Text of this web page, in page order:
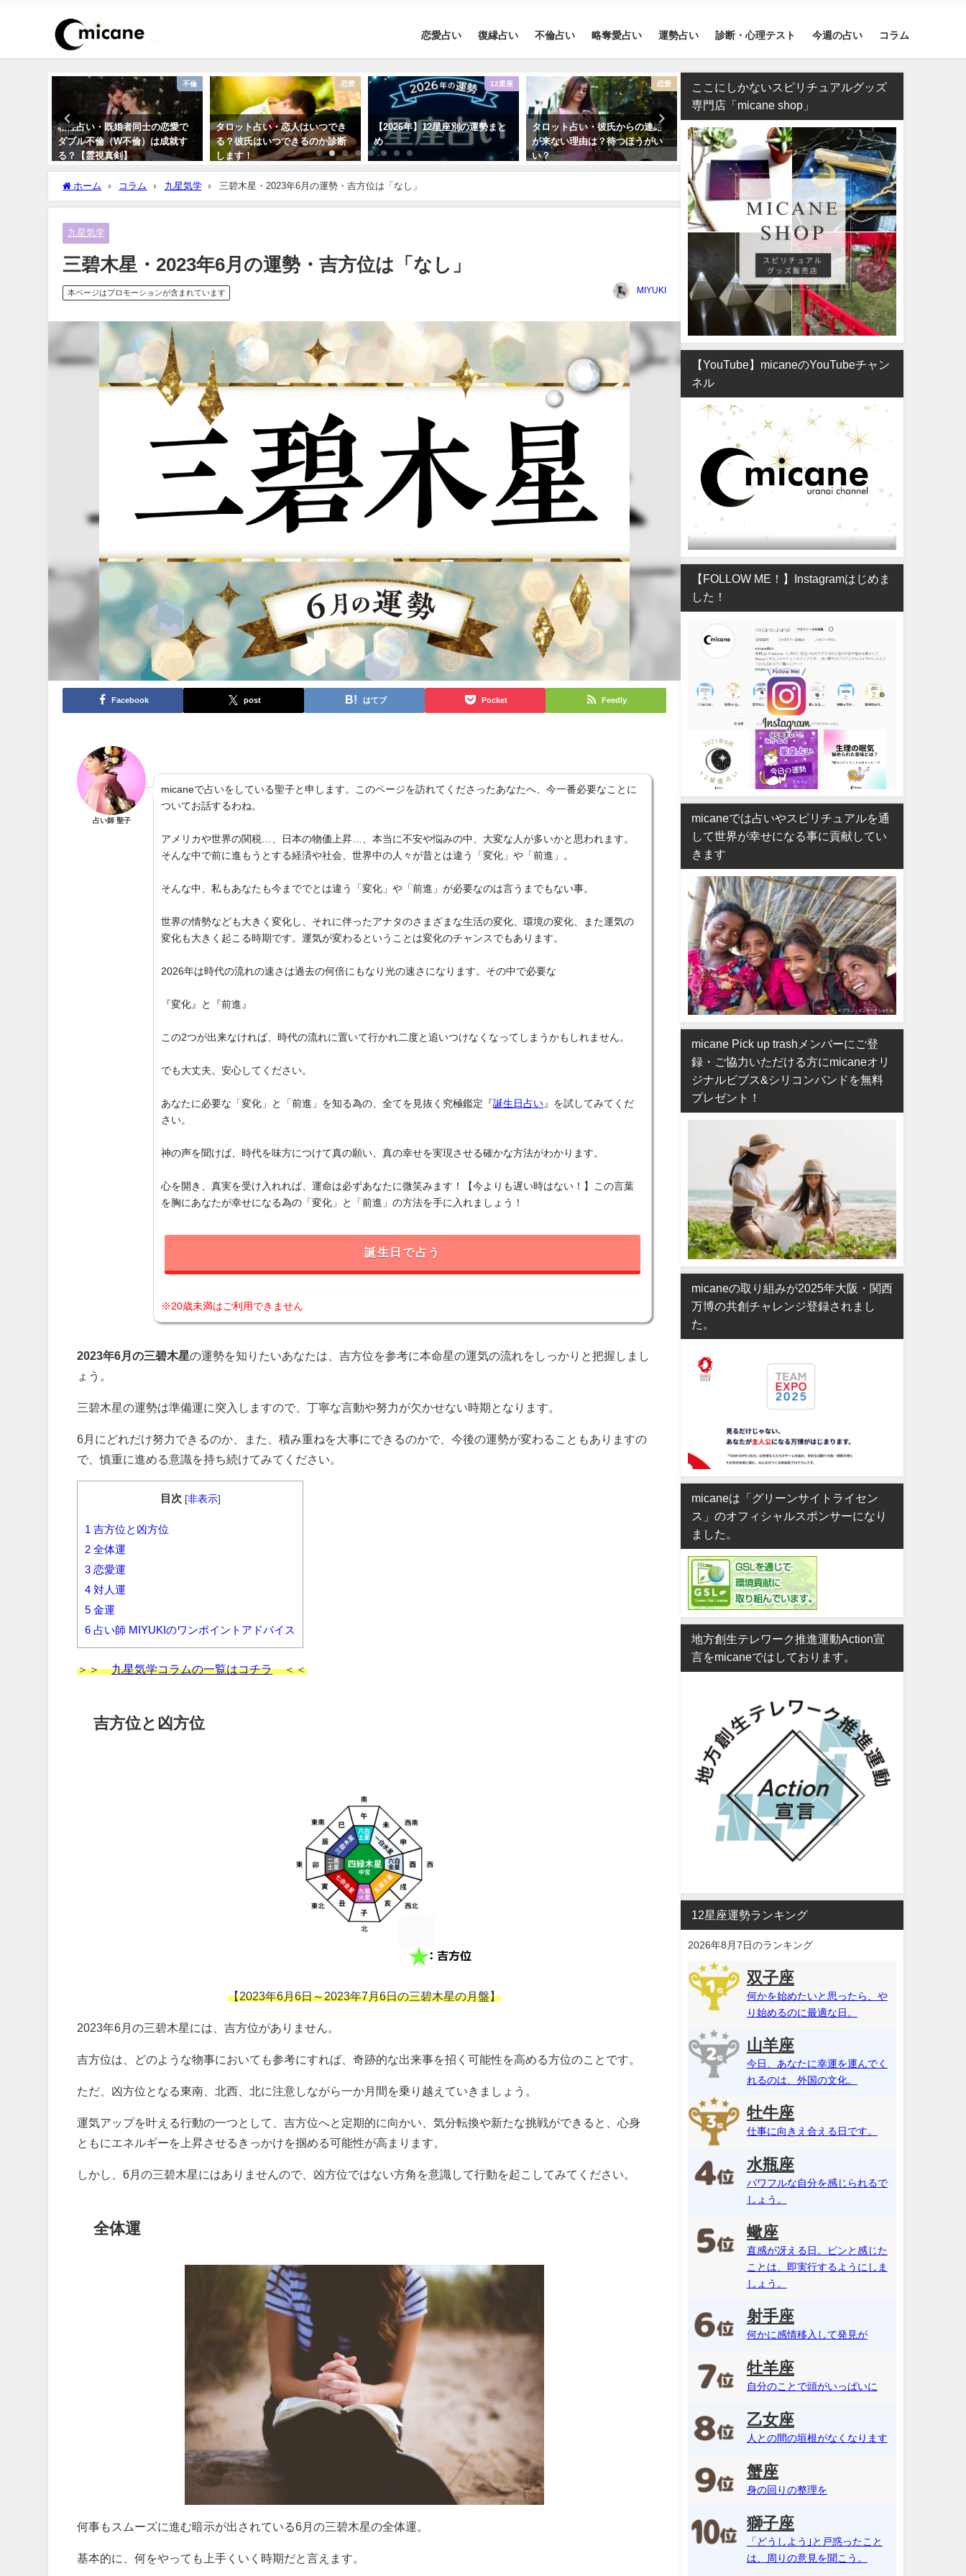
恋愛占い 復縁占い 不倫占い 略奪愛占い 運勢占い 診断・心理テスト 今週の占い コラム
不倫
相性占い・既婚者同士の恋愛で
ダブル不倫（W不倫）は成就す
る？【霊視真剣】
恋愛
タロット占い・恋人はいつでき
る？彼氏はいつできるのか診断
します！
12星座
【2026年】12星座別の運勢まと
め
恋愛
タロット占い・彼氏からの連絡
が来ない理由は？待つほうがい
い？
運勢占い
2026年運勢ランキング！366日の
誕生日を占いました！
四柱推命で占う2026年のあ
の運勢【生年月日で無料鑑
ホーム コラム 九星気学 三碧木星・2023年6月の運勢・吉方位は「なし」
九星気学
三碧木星・2023年6月の運勢・吉方位は「なし」
本ページはプロモーションが含まれています MIYUKI
Facebook post はてブ Pocket Feedly
占い師 聖子
micaneで占いをしている聖子と申します。このページを訪れてくださったあなたへ、今一番必要なことに
ついてお話するわね。
アメリカや世界の関税…、日本の物価上昇…、本当に不安や悩みの中、大変な人が多いかと思われます。
そんな中で前に進もうとする経済や社会、世界中の人々が昔とは違う「変化」や「前進」。
そんな中、私もあなたも今まででとは違う「変化」や「前進」が必要なのは言うまでもない事。
世界の情勢なども大きく変化し、それに伴ったアナタのさまざまな生活の変化、環境の変化、また運気の
変化も大きく起こる時期です。運気が変わるということは変化のチャンスでもあります。
2026年は時代の流れの速さは過去の何倍にもなり光の速さになります。その中で必要な
『変化』と『前進』
この2つが出来なければ、時代の流れに置いて行かれ二度と追いつけなくなってしまうかもしれません。
でも大丈夫。安心してください。
あなたに必要な「変化」と「前進」を知る為の、全てを見抜く究極鑑定『誕生日占い 』を試してみてくだ
さい。
神の声を聞けば、時代を味方につけて真の願い、真の幸せを実現させる確かな方法がわかります。
心を開き、真実を受け入れれば、運命は必ずあなたに微笑みます！【今よりも遅い時はない！】この言葉
を胸にあなたが幸せになる為の「変化」と「前進」の方法を手に入れましょう！
誕生日で占う
※20歳未満はご利用できません
2023年6月の三碧木星の運勢を知りたいあなたは、吉方位を参考に本命星の運気の流れをしっかりと把握しまし
ょう。
三碧木星の運勢は準備運に突入しますので、丁寧な言動や努力が欠かせない時期となります。
6月にどれだけ努力できるのか、また、積み重ねを大事にできるのかで、今後の運勢が変わることもありますの
で、慎重に進める意識を持ち続けてみてください。
目次 [非表示]
1 吉方位と凶方位
2 全体運
3 恋愛運
4 対人運
5 金運
6 占い師 MIYUKIのワンポイントアドバイス
＞＞九星気学コラムの一覧はコチラ＜＜
吉方位と凶方位
【2023年6月6日～2023年7月6日の三碧木星の月盤】
2023年6月の三碧木星には、吉方位がありません。
吉方位は、どのような物事においても参考にすれば、奇跡的な出来事を招く可能性を高める方位のことです。
ただ、凶方位となる東南、北西、北に注意しながら一か月間を乗り越えていきましょう。
運気アップを叶える行動の一つとして、吉方位へと定期的に向かい、気分転換や新たな挑戦ができると、心身
ともにエネルギーを上昇させるきっかけを掴める可能性が高まります。
しかし、6月の三碧木星にはありませんので、凶方位ではない方角を意識して行動を起こしてみてください。
全体運
何事もスムーズに進む暗示が出されている6月の三碧木星の全体運。
基本的に、何をやっても上手くいく時期だと言えます。
ここにしかないスピリチュアルグッズ
専門店「micane shop」
【YouTube】micaneのYouTubeチャン
ネル
【FOLLOW ME！】Instagramはじめま
した！
micaneでは占いやスピリチュアルを通
して世界が幸せになる事に貢献してい
きます
micane Pick up trashメンバーにご登
録・ご協力いただける方にmicaneオリ
ジナルビブス&シリコンバンドを無料
プレゼント！
micaneの取り組みが2025年大阪・関西
万博の共創チャレンジ登録されまし
た。
micaneは「グリーンサイトライセン
ス」のオフィシャルスポンサーになり
ました。
地方創生テレワーク推進運動Action宣
言をmicaneではしております。
12星座運勢ランキング
2026年8月7日のランキング
双子座
何かを始めたいと思ったら、や
り始めるのに最適な日。
山羊座
今日、あなたに幸運を運んでく
れるのは、外国の文化。
牡牛座
仕事に向きえ合える日です。
水瓶座
パワフルな自分を感じられるで
しょう。
蠍座
直感が冴える日。ピンと感じた
ことは、即実行するようにしま
しょう。
射手座
何かに感情移入して発見が
牡羊座
自分のことで頭がいっぱいに
乙女座
人との間の垣根がなくなります
蟹座
身の回りの整理を
獅子座
「どうしよう｣と戸惑ったこと
は、周りの意見を聞こう。